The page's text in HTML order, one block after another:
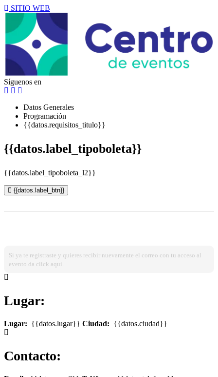
SITIO WEB
Síguenos en
Datos Generales
Programación
{{datos.requisitos_titulo}}
{{datos.label_tipoboleta}}
{{datos.label_tipoboleta_l2}}
{{datos.label_btn}}
Si ya te registraste y quieres recibir nuevamente el correo con tu acceso al
evento da click aqui.
Lugar:
Lugar: {{datos.lugar}} Ciudad: {{datos.ciudad}}
Contacto: